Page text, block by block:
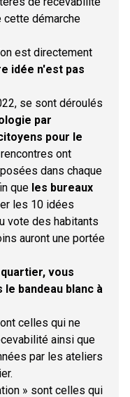
cette démarche
est directement
idée n'est pas
se sont déroulés
par
pour le
ont
dans chaque
que les bureaux
les 10 idées
vote des habitants
auront une portée
vous
bandeau blanc à
celles qui ne
ainsi que
par les ateliers
» sont celles qui